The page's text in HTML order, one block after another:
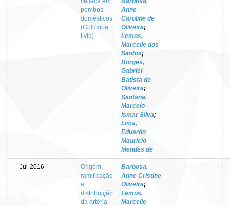
pombos
domésticos
(Columba
livia)
Anne
Caroline de
Oliveira;
Lemos,
Marcelle dos
Santos;
Borges,
Gabriel
Batista de
Oliveira;
Santana,
Marcelo
Ismar Silva;
Lima,
Eduardo
Maurício
Mendes de
Jul-2016 -
Origem,
ramificação
e
distribuição
da artéria
Barbosa,
Anne Cristine
Oliveira;
Lemos,
Marcelle
- -